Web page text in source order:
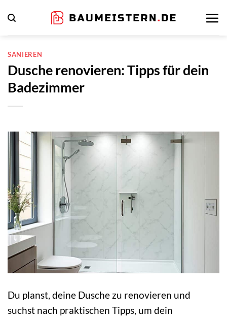
Inhalt
springen
SANIEREN
Dusche renovieren: Tipps für dein
Badezimmer
Du planst, deine Dusche zu renovieren und
suchst nach praktischen Tipps, um dein